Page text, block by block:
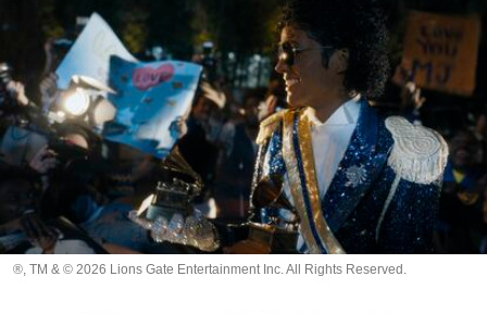
®, TM & © 2026 Lions Gate Entertainment Inc. All Rights Reserved.